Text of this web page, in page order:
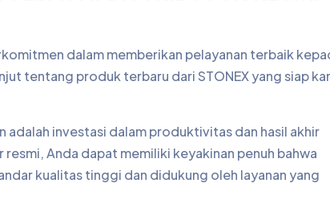
dalam memberikan pelayanan terbaik
tentang produk terbaru dari STONEX yang siap
adalah investasi dalam produktivitas dan hasil akhir
Anda dapat memiliki keyakinan penuh bahwa
kualitas tinggi dan didukung oleh layanan yang